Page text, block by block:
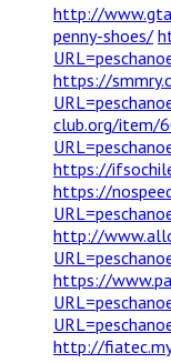
http://
penny-shoes/
https://
club.org/item/
https://
https://
http://
https://
http://